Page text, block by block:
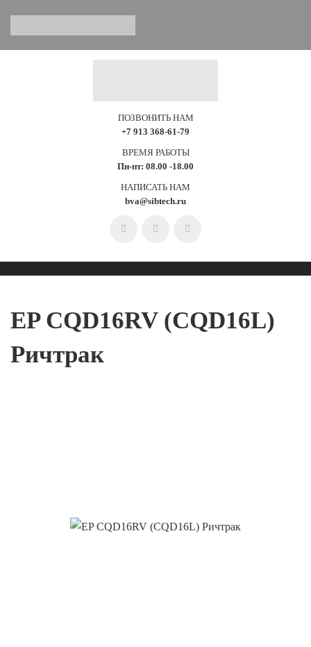
ПОЗВОНИТЬ НАМ
+7 913 368-61-79
ВРЕМЯ РАБОТЫ
Пн-пт: 08.00 -18.00
НАПИСАТЬ НАМ
bva@sibtech.ru
EP CQD16RV (CQD16L)
Ричтрак